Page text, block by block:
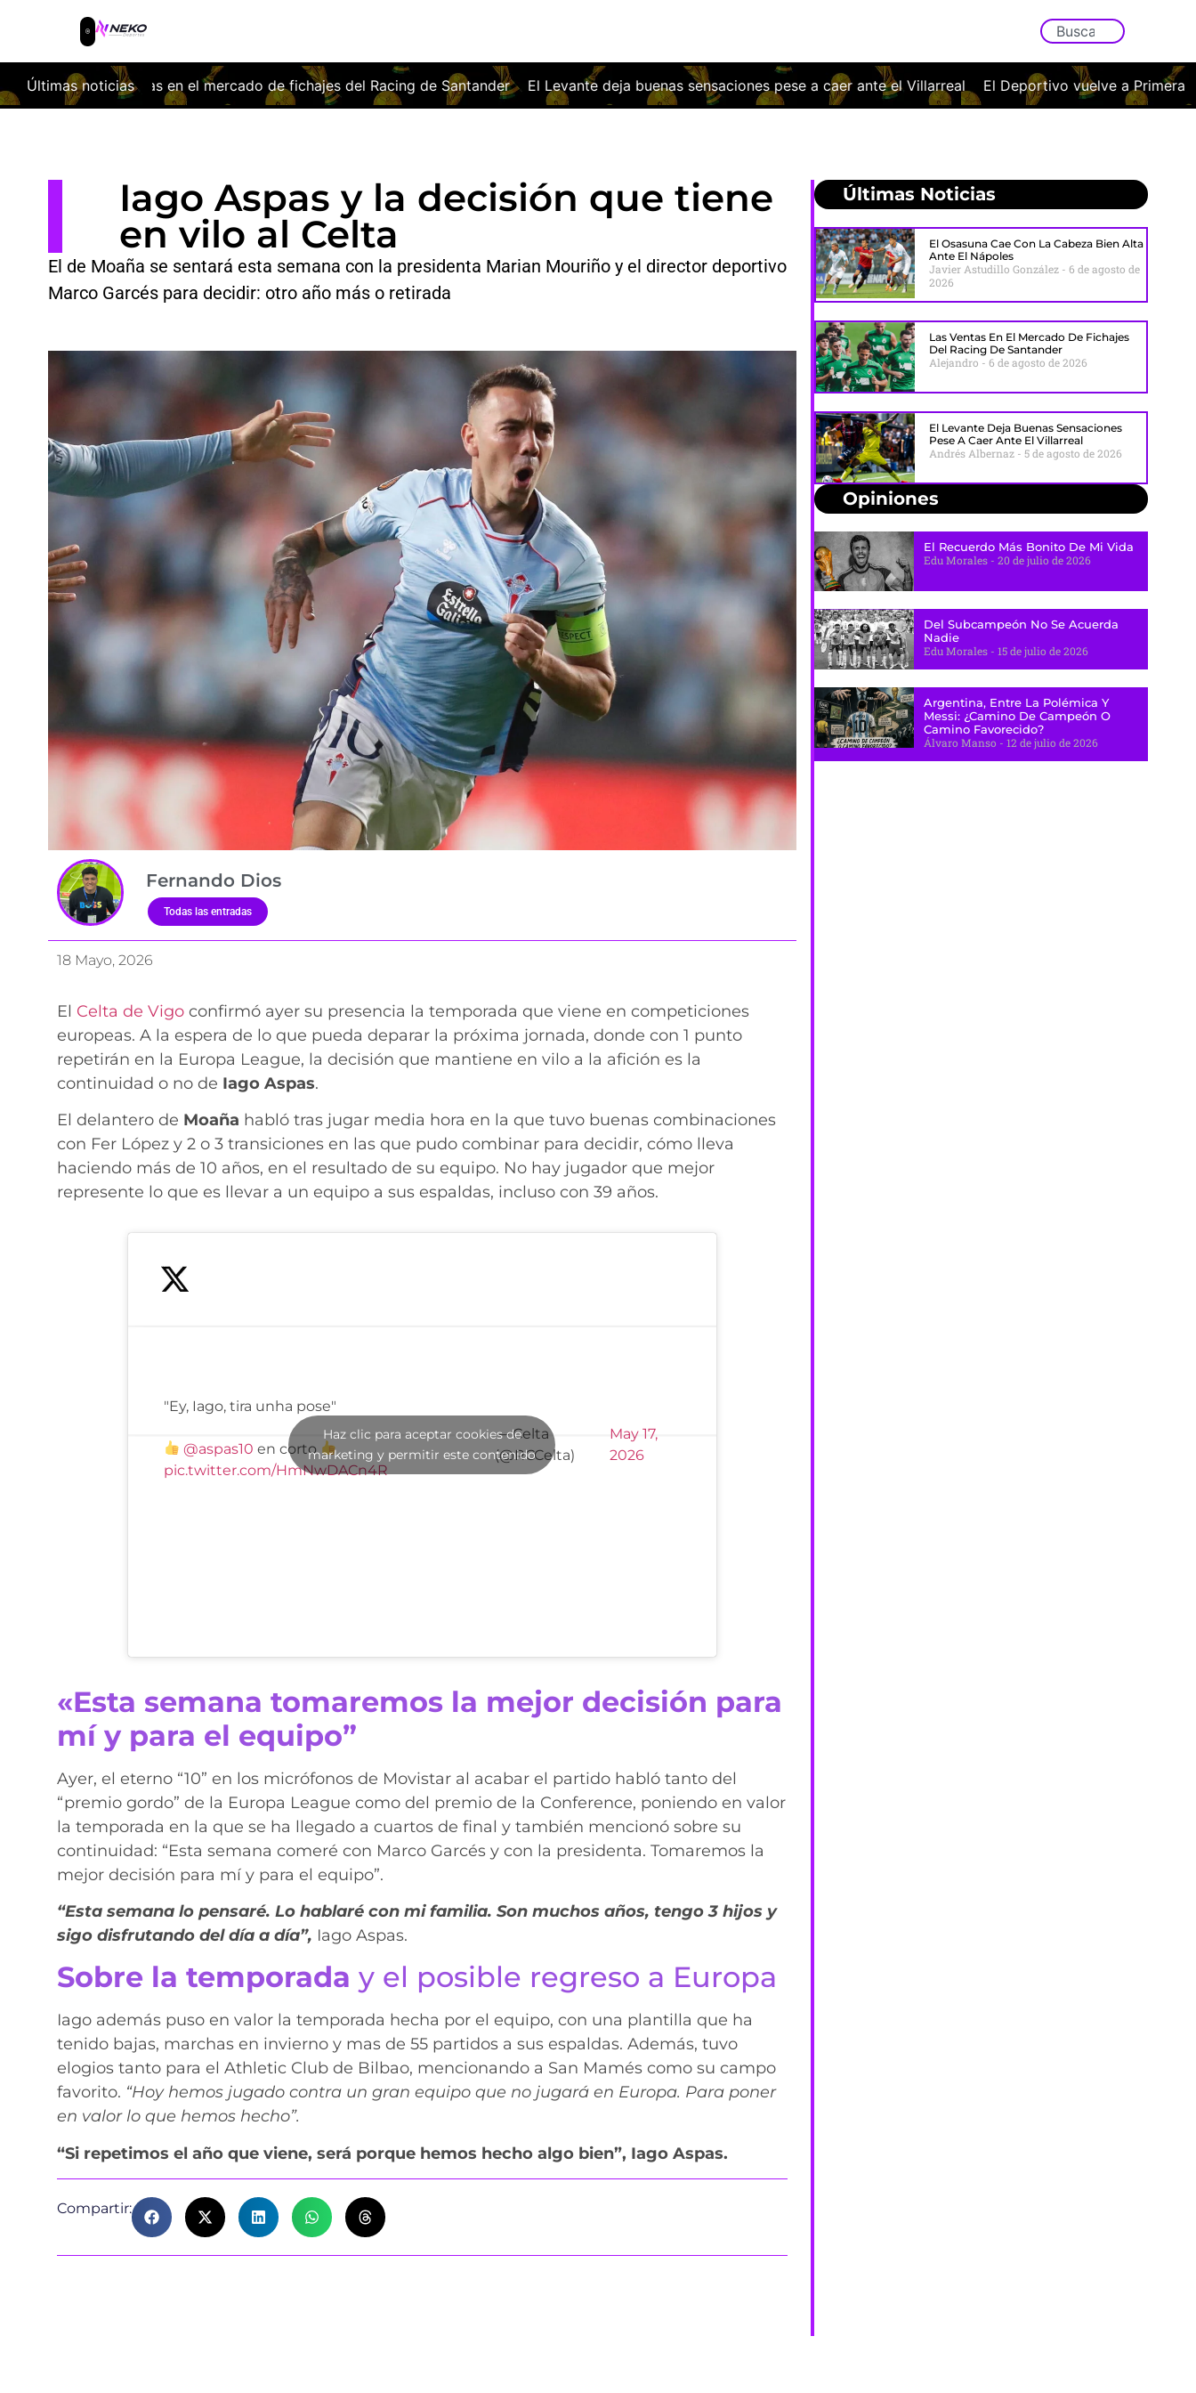
Últimas noticias
mercado de fichajes del Racing de Santander El Levante deja buenas sensaciones pese a caer ante el Villarreal El Deportivo vuelve a Primera a golpe de billete El
Iago Aspas y la decisión que tiene
en vilo al Celta
El de Moaña se sentará esta semana con la presidenta Marian Mouriño y el director deportivo
Marco Garcés para decidir: otro año más o retirada
Fernando Dios
Todas las entradas
18 Mayo, 2026
El Celta de Vigoconfirmó ayer su presencia la temporada que viene en competiciones
europeas. A la espera de lo que pueda deparar la próxima jornada, donde con 1 punto
repetirán en la Europa League, la decisión que mantiene en vilo a la afición es la
continuidad o no de Iago Aspas.
El delantero de Moaña habló tras jugar media hora en la que tuvo buenas combinaciones
con Fer López y 2 o 3 transiciones en las que pudo combinar para decidir, cómo lleva
haciendo más de 10 años, en el resultado de su equipo. No hay jugador que mejor
represente lo que es llevar a un equipo a sus espaldas, incluso con 39 años.
"Ey, Iago, tira unha pose"
@aspas10 en corto
pic.twitter.com/HmNwDACn4R
— Celta
(@RCCelta)
May 17,
2026
Haz clic para aceptar cookies de
marketing y permitir este contenido
«Esta semana tomaremos la mejor decisión para
mí y para el equipo”
Ayer, el eterno “10” en los micrófonos de Movistar al acabar el partido habló tanto del
“premio gordo” de la Europa League como del premio de la Conference, poniendo en valor
la temporada en la que se ha llegado a cuartos de final y también mencionó sobre su
continuidad: “Esta semana comeré con Marco Garcés y con la presidenta. Tomaremos la
mejor decisión para mí y para el equipo”.
“Esta semana lo pensaré. Lo hablaré con mi familia. Son muchos años, tengo 3 hijos y
sigo disfrutando del día a día”, Iago Aspas.
Sobre la temporada y el posible regreso a Europa
Iago además puso en valor la temporada hecha por el equipo, con una plantilla que ha
tenido bajas, marchas en invierno y mas de 55 partidos a sus espaldas. Además, tuvo
elogios tanto para el Athletic Club de Bilbao, mencionando a San Mamés como su campo
favorito. “Hoy hemos jugado contra un gran equipo que no jugará en Europa. Para poner
en valor lo que hemos hecho”.
“Si repetimos el año que viene, será porque hemos hecho algo bien”, Iago Aspas.
Compartir:
Últimas Noticias
El Osasuna Cae Con La Cabeza Bien Alta
Ante El Nápoles
Javier Astudillo González
6 de agosto de
2026
Las Ventas En El Mercado De Fichajes
Del Racing De Santander
Alejandro 6 de agosto de 2026
El Levante Deja Buenas Sensaciones
Pese A Caer Ante El Villarreal
Andrés Albernaz 5 de agosto de 2026
Opiniones
El Recuerdo Más Bonito De Mi Vida
Edu Morales
20 de julio de 2026
Del Subcampeón No Se Acuerda
Nadie
Edu Morales
15 de julio de 2026
Argentina, Entre La Polémica Y
Messi: ¿camino De Campeón O
Camino Favorecido?
Álvaro Manso
12 de julio de 2026